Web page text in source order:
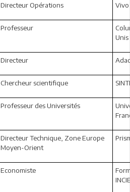
Directeur Opérations Vivo
Professeur
Unis
Directeur
Chercheur scientifique
Professeur des Universités
Directeur Technique, Zone Europe
Moyen-Orient
Economiste